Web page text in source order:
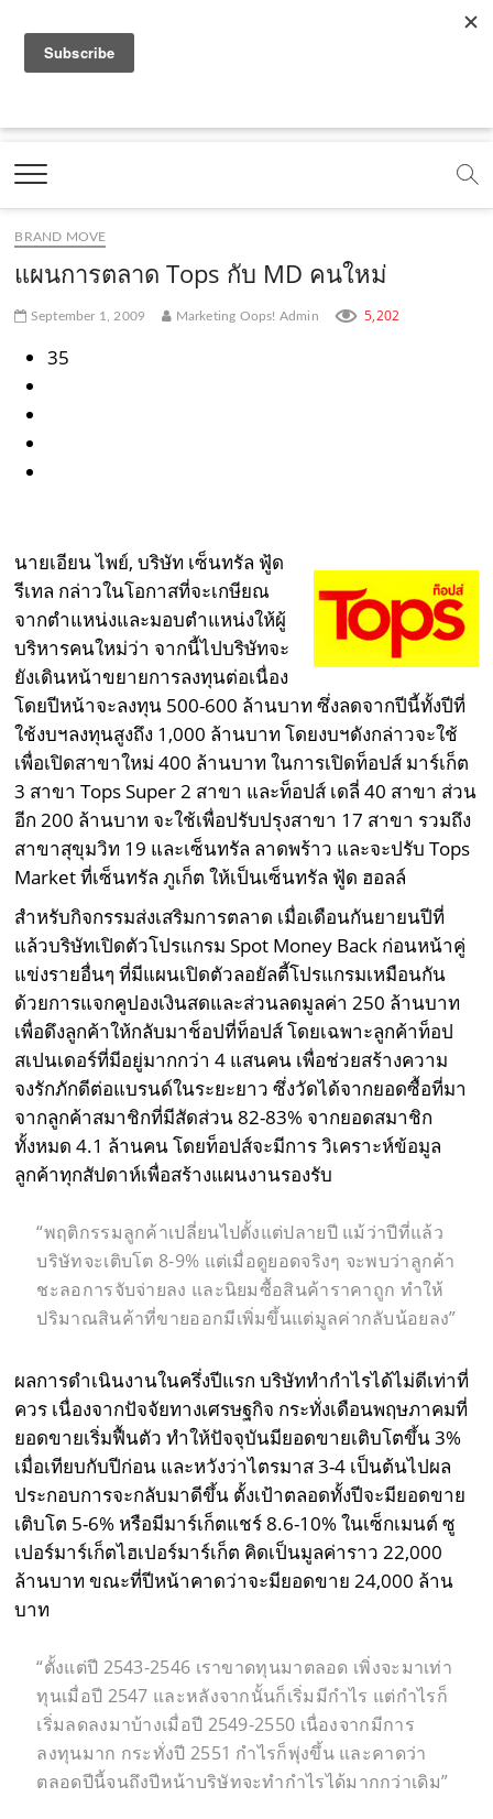
a
e
b
o
o
k
.
c
o
t
b
e
.
o
e
m
t
g
a
t
k
c
Marketing Oops!
DIGITAL | CREATIVE | ADVERTISING | CAMPAIGN |
BRAND MOVE
แผนการตลาด Tops กับ MD คนใหม่
September 1, 2009 Marketing Oops! Admin 5,202
35
นายเอียน ไพย์, บริษัท เซ็นทรัล ฟู้ด
รีเทล กล่าวในโอกาสที่จะเกษียณ
จากตำแหน่งและมอบตำแหน่งให้ผู้
บริหารคนใหม่ว่า จากนี้ไปบริษัทจะ
ยังเดินหน้าขยายการลงทุนต่อเนื่อง
โดยปีหน้าจะลงทุน 500-600 ล้านบาท ซึ่งลดจากปีนี้ทั้งปีที่
ใช้งบฯลงทุนสูงถึง 1,000 ล้านบาท โดยงบฯดังกล่าวจะใช้
เพื่อเปิดสาขาใหม่ 400 ล้านบาท ในการเปิดท็อปส์ มาร์เก็ต
3 สาขา Tops Super 2 สาขา และท็อปส์ เดลี่ 40 สาขา ส่วน
อีก 200 ล้านบาท จะใช้เพื่อปรับปรุงสาขา 17 สาขา รวมถึง
สาขาสุขุมวิท 19 และเซ็นทรัล ลาดพร้าว และจะปรับ Tops
Market ที่เซ็นทรัล ภูเก็ต ให้เป็นเซ็นทรัล ฟู้ด ฮอลล์
สำหรับกิจกรรมส่งเสริมการตลาด เมื่อเดือนกันยายนปีที่
แล้วบริษัทเปิดตัวโปรแกรม Spot Money Back ก่อนหน้าคู่
แข่งรายอื่นๆ ที่มีแผนเปิดตัวลอยัลตี้โปรแกรมเหมือนกัน
ด้วยการแจกคูปองเงินสดและส่วนลดมูลค่า 250 ล้านบาท
เพื่อดึงลูกค้าให้กลับมาช็อปที่ท็อปส์ โดยเฉพาะลูกค้าท็อป
สเปนเดอร์ที่มีอยู่มากกว่า 4 แสนคน เพื่อช่วยสร้างความ
จงรักภักดีต่อแบรนด์ในระยะยาว ซึ่งวัดได้จากยอดซื้อที่มา
จากลูกค้าสมาชิกที่มีสัดส่วน 82-83% จากยอดสมาชิก
ทั้งหมด 4.1 ล้านคน โดยท็อปส์จะมีการ วิเคราะห์ข้อมูล
ลูกค้าทุกสัปดาห์เพื่อสร้างแผนงานรองรับ
“พฤติกรรมลูกค้าเปลี่ยนไปตั้งแต่ปลายปี แม้ว่าปีที่แล้ว
บริษัทจะเติบโต 8-9% แต่เมื่อดูยอดจริงๆ จะพบว่าลูกค้า
ชะลอการจับจ่ายลง และนิยมซื้อสินค้าราคาถูก ทำให้
ปริมาณสินค้าที่ขายออกมีเพิ่มขึ้นแต่มูลค่ากลับน้อยลง”
ผลการดำเนินงานในครึ่งปีแรก บริษัททำกำไรได้ไม่ดีเท่าที่
ควร เนื่องจากปัจจัยทางเศรษฐกิจ กระทั่งเดือนพฤษภาคมที่
ยอดขายเริ่มฟื้นตัว ทำให้ปัจจุบันมียอดขายเติบโตขึ้น 3%
เมื่อเทียบกับปีก่อน และหวังว่าไตรมาส 3-4 เป็นต้นไปผล
ประกอบการจะกลับมาดีขึ้น ตั้งเป้าตลอดทั้งปีจะมียอดขาย
เติบโต 5-6% หรือมีมาร์เก็ตแชร์ 8.6-10% ในเซ็กเมนต์ ซู
เปอร์มาร์เก็ตไฮเปอร์มาร์เก็ต คิดเป็นมูลค่าราว 22,000
ล้านบาท ขณะที่ปีหน้าคาดว่าจะมียอดขาย 24,000 ล้าน
บาท
“ตั้งแต่ปี 2543-2546 เราขาดทุนมาตลอด เพิ่งจะมาเท่า
ทุนเมื่อปี 2547 และหลังจากนั้นก็เริ่มมีกำไร แต่กำไรก็
เริ่มลดลงมาบ้างเมื่อปี 2549-2550 เนื่องจากมีการ
ลงทุนมาก กระทั่งปี 2551 กำไรก็พุ่งขึ้น และคาดว่า
ตลอดปีนี้จนถึงปีหน้าบริษัทจะทำกำไรได้มากกว่าเดิม”